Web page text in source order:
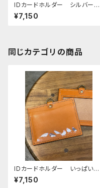
IDカードホルダー シルバー文
鳥 キャメル （ストラップなし）
Camel ぶんちょう ブンチ
¥7,150
同じカテゴリの商品
IDカードホルダー いっぱいの
文鳥 キャメル （ストラップな
し） ぶんちょう ブンチョウ
¥7,150